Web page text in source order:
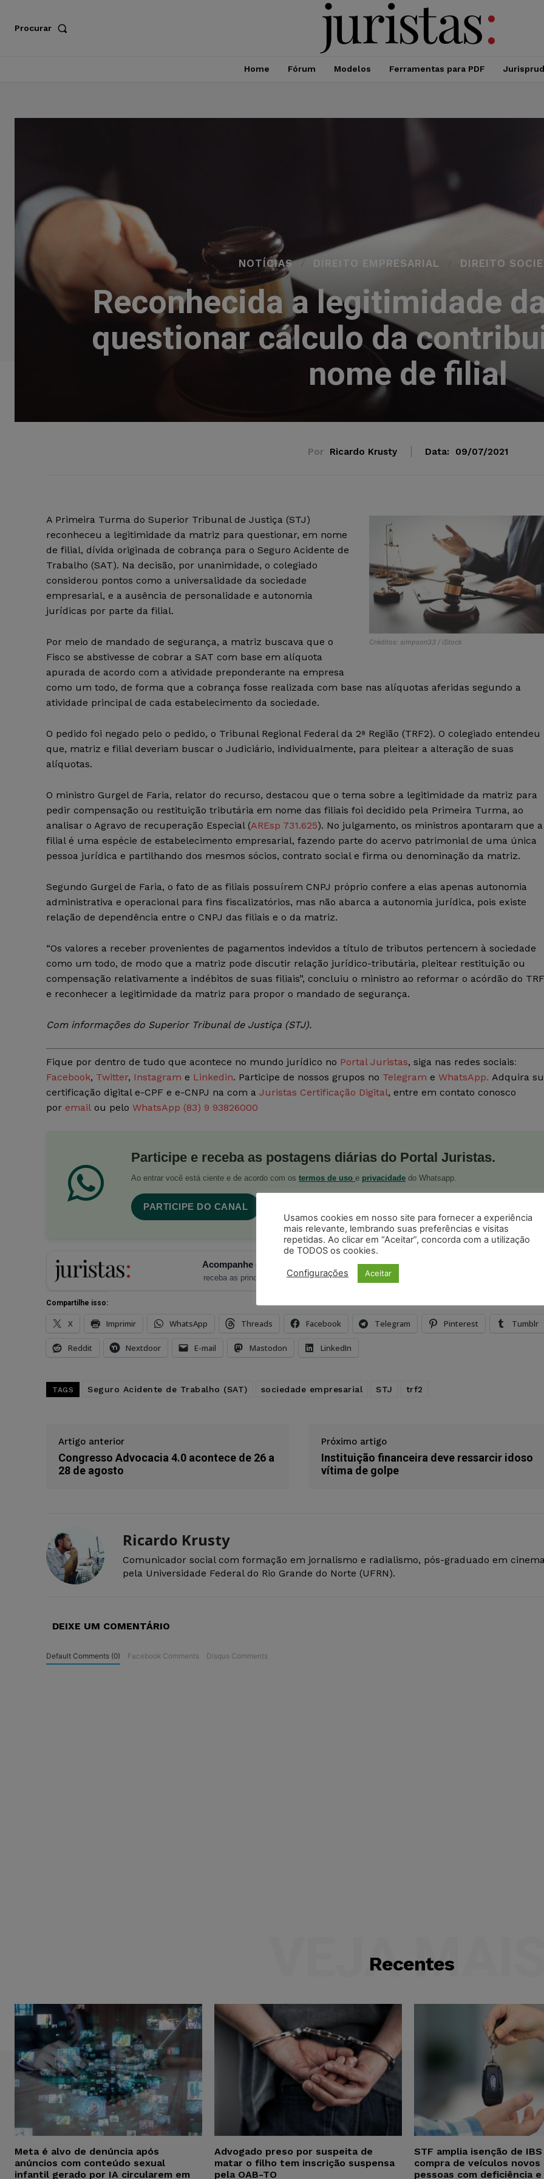
Procurar
Home Fórum Modelos Ferramentas para PDF
NOTÍCIAS DIREITO EMPRESARIAL DIREITO
Reconhecida a legitimidade
questionar cálculo da
nome de filial
Por Ricardo Krusty Data: 09/07/2021
Créditos: simpson33 / iStock
​A Primeira Turma do Superior Tribunal de Justiça (STJ)
reconheceu a legitimidade da matriz para questionar, em nome
de filial, dívida originada de cobrança para o Seguro Acidente de
Trabalho (SAT). Na decisão, por unanimidade, o colegiado
considerou pontos como a universalidade da sociedade
empresarial, e a ausência de personalidade e autonomia
jurídicas por parte da filial.
Por meio de mandado de segurança, a matriz buscava que o
Fisco se abstivesse de cobrar a SAT com base em alíquota
apurada de acordo com a atividade preponderante na empresa
como um todo, de forma que a cobrança fosse realizada com base nas alíquotas aferidas segundo a
atividade principal de cada estabelecimento da sociedade.
O pedido foi negado pelo o pedido, o Tribunal Regional Federal da 2ª Região (TRF2). O colegiado entendeu
que, matriz e filial deveriam buscar o Judiciário, individualmente, para pleitear a alteração de suas
alíquotas.
O ministro Gurgel de Faria, relator do recurso, destacou que o tema sobre a legitimidade da matriz para
pedir compensação ou restituição tributária em nome das filiais foi decidido pela Primeira Turma, ao
analisar o Agravo de recuperação Especial (AREsp 731.625). No julgamento, os ministros apontaram que a
filial é uma espécie de estabelecimento empresarial, fazendo parte do acervo patrimonial de uma única
pessoa jurídica e partilhando dos mesmos sócios, contrato social e firma ou denominação da matriz.
Segundo Gurgel de Faria, o fato de as filiais possuírem CNPJ próprio confere a elas apenas autonomia
administrativa e operacional para fins fiscalizatórios, mas não abarca a autonomia jurídica, pois existe
relação de dependência entre o CNPJ das filiais e o da matriz.
“Os valores a receber provenientes de pagamentos indevidos a título de tributos pertencem à sociedade
como um todo, de modo que a matriz pode discutir relação jurídico-tributária, pleitear restituição ou
compensação relativamente a indébitos de suas filiais”, concluiu o ministro ao reformar o acórdão do
e reconhecer a legitimidade da matriz para propor o mandado de segurança.
Com informações do Superior Tribunal de Justiça (STJ).
Fique por dentro de tudo que acontece no mundo jurídico no Portal Juristas, siga nas redes sociais:
Facebook, Twitter, Instagram e Linkedin. Participe de nossos grupos no Telegram e WhatsApp. Adquira
certificação digital e-CPF e e-CNPJ na com a Juristas Certificação Digital, entre em contato conosco
por email ou pelo WhatsApp (83) 9 93826000
Participe e receba as postagens diárias do Portal Juristas.
Ao entrar você está ciente e de acordo com os termos de uso e privacidade do Whatsapp.
PARTICIPE DO CANAL
Acompanhe o Juristas no Google News
receba as principais notícias jurídicas do Brasil
Compartilhe isso:
X Imprimir WhatsApp Threads Facebook Telegram Pinterest Tumblr
Reddit Nextdoor E-mail Mastodon LinkedIn
TAGS Seguro Acidente de Trabalho (SAT) sociedade empresarial STJ trf2
Artigo anterior
Congresso Advocacia 4.0 acontece de 26 a
28 de agosto
Próximo artigo
Instituição financeira deve ressarcir idoso
vítima de golpe
Ricardo Krusty
Comunicador social com formação em jornalismo e radialismo, pós-graduado em
pela Universidade Federal do Rio Grande do Norte (UFRN).
DEIXE UM COMENTÁRIO
Default Comments (0) Facebook Comments Disqus Comments
Recentes
VEJA
Meta é alvo de denúncia após
anúncios com conteúdo sexual
infantil gerado por IA circularem em
Advogado preso por suspeita de
matar o filho tem inscrição suspensa
pela OAB-TO
STF amplia isenção de
compra de veículos novos
pessoas com deficiência
Usamos cookies em nosso site para fornecer a experiência
mais relevante, lembrando suas preferências e visitas
repetidas. Ao clicar em “Aceitar”, concorda com a utilização
de TODOS os cookies.
Configurações Aceitar